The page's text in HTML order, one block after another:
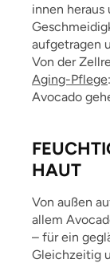
innen heraus
aufgetragen
Von der
Aging-Pflege
Avocado
HAUT
Von außen
allem
– für ein
Gleichzeitig